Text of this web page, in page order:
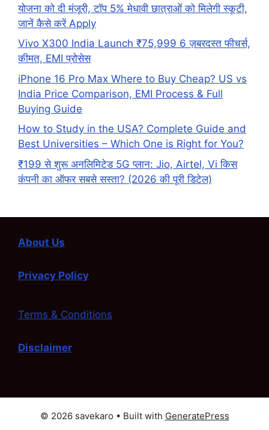
योजना को दी मंजूरी, टॉप 5% मेधावी छात्राओं को मिलेगी स्कूटी,
जानें कैसे करें Apply
Vivo X300 India Launch ₹75,999 6 ज़बरदस्त फीचर्स,
कीमत, EMI प्रोसेस
iPhone 16 Pro Max Where to Buy Cheap? US vs
India Price Comparison, EMI Process & Full
Buying Guide
How to Study in the USA? Complete Guide and
Best Universities – Which One is Right for You?
₹199 से शुरू अनलिमिटेड 5G प्लान: Jio, Airtel, Vi किस
कंपनी का ऑफर सबसे सस्ता? (2026 की पूरी डिटेल)
About Us
Privacy Policy
Terms & Conditions
Disclaimer
© 2026 savekaro • Built with GeneratePress